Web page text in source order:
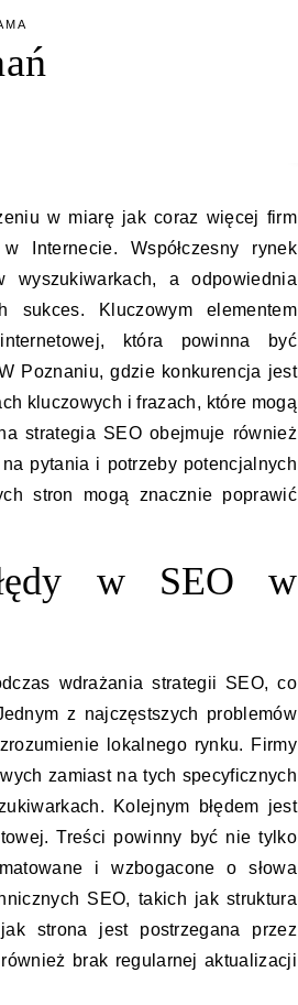
w miarę jak coraz więcej firm
Internecie. Współczesny rynek
wyszukiwarkach, a odpowiednia
Kluczowym elementem
która powinna być
Poznaniu, gdzie konkurencja jest
kluczowych i frazach, które mogą
strategia SEO obejmuje również
pytania i potrzeby potencjalnych
stron mogą znacznie poprawić
w SEO w
wdrażania strategii SEO, co
z najczęstszych problemów
lokalnego rynku. Firmy
zamiast na tych specyficznych
Kolejnym błędem jest
Treści powinny być nie tylko
i wzbogacone o słowa
SEO, takich jak struktura
strona jest postrzegana przez
brak regularnej aktualizacji